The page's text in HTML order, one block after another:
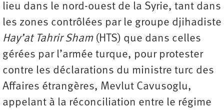
lieu dans le nord-ouest de la Syrie, tant dans
les zones contrôlées par le groupe djihadiste
Hay’at Tahrir Sham(HTS) que dans celles
gérées par l’armée turque, pour protester
contre les déclarations du ministre turc des
Affaires étrangères, Mevlut Cavusoglu,
appelant à la réconciliation entre le régime